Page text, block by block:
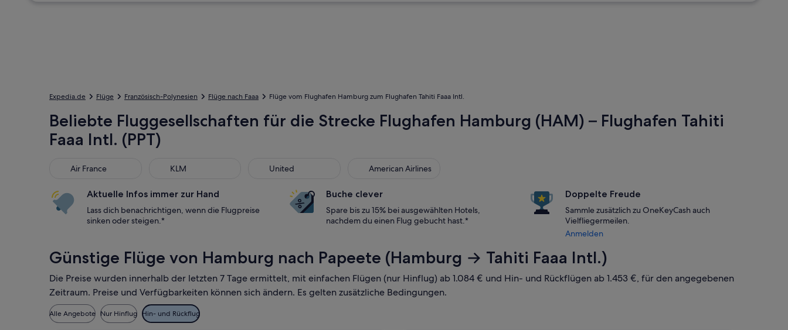
Expedia.de Flüge Französisch-Polynesien Flüge nach Faaa Flüge vom Flughafen Hamburg zum Flughafen Tahiti Faaa Intl.
Beliebte Fluggesellschaften für die Strecke Flughafen Hamburg (HAM) – Flughafen Tahiti
Faaa Intl. (PPT)
Air France
Air France KLM United
United American Airlines
American Airlines
Aktuelle Infos immer zur Hand
Lass dich benachrichtigen, wenn die Flugpreise
sinken oder steigen.*
Buche clever
Spare bis zu 15% bei ausgewählten Hotels,
nachdem du einen Flug gebucht hast.*
Doppelte Freude
Sammle zusätzlich zu OneKeyCash auch
Vielfliegermeilen.
Anmelden
Günstige Flüge von Hamburg nach Papeete (Hamburg → Tahiti Faaa Intl.)
Die Preise wurden innerhalb der letzten 7 Tage ermittelt, mit einfachen Flügen (nur Hinflug) ab 1.084 € und Hin- und Rückflügen ab 1.453 €, für den angegebenen
Zeitraum. Preise und Verfügbarkeiten können sich ändern. Es gelten zusätzliche Bedingungen.
Alle Angebote Nur Hinflug Hin- und Rückflug